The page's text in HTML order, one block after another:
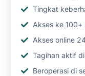
Tingkat
Akses ke 100+
Akses online
Tagihan aktif
Beroperasi di